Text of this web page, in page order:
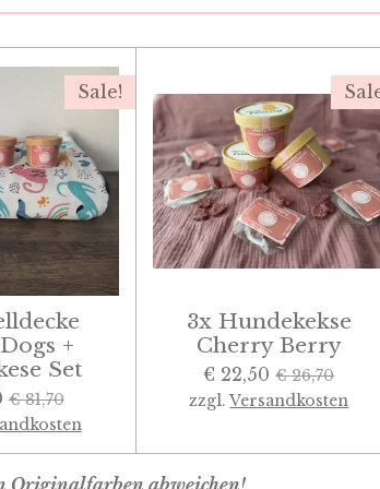
Sale!
+
Set
€ 81,70
3x Hundekekse
Cherry Berry
€ 22,50 € 26,70
zzgl.Versandkosten
Originalfarben abweichen!